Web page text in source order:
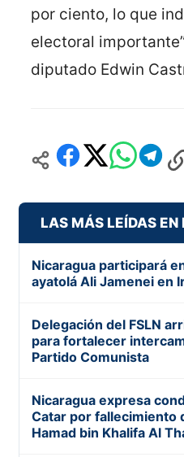
por ciento, lo que
electoral
diputado Edwin
LAS MÁS LEÍDAS EN
Nicaragua participará
ayatolá Ali Jamenei en
Delegación del FSLN
para fortalecer
Partido Comunista
Nicaragua expresa
Catar por fallecimiento
Hamad bin Khalifa Al